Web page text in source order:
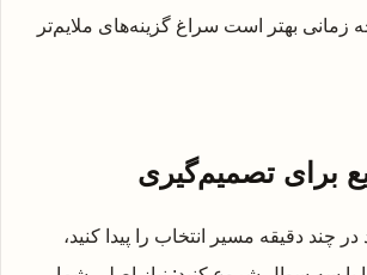
زمانی بهتر است سراغ گزینه‌های ملایم‌تر
برای تصمیم‌گیری
چند دقیقه مسیر انتخاب را پیدا کنید،